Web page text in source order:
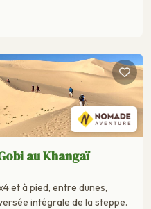
au Khangaï
et à pied, entre dunes,
intégrale de la steppe.